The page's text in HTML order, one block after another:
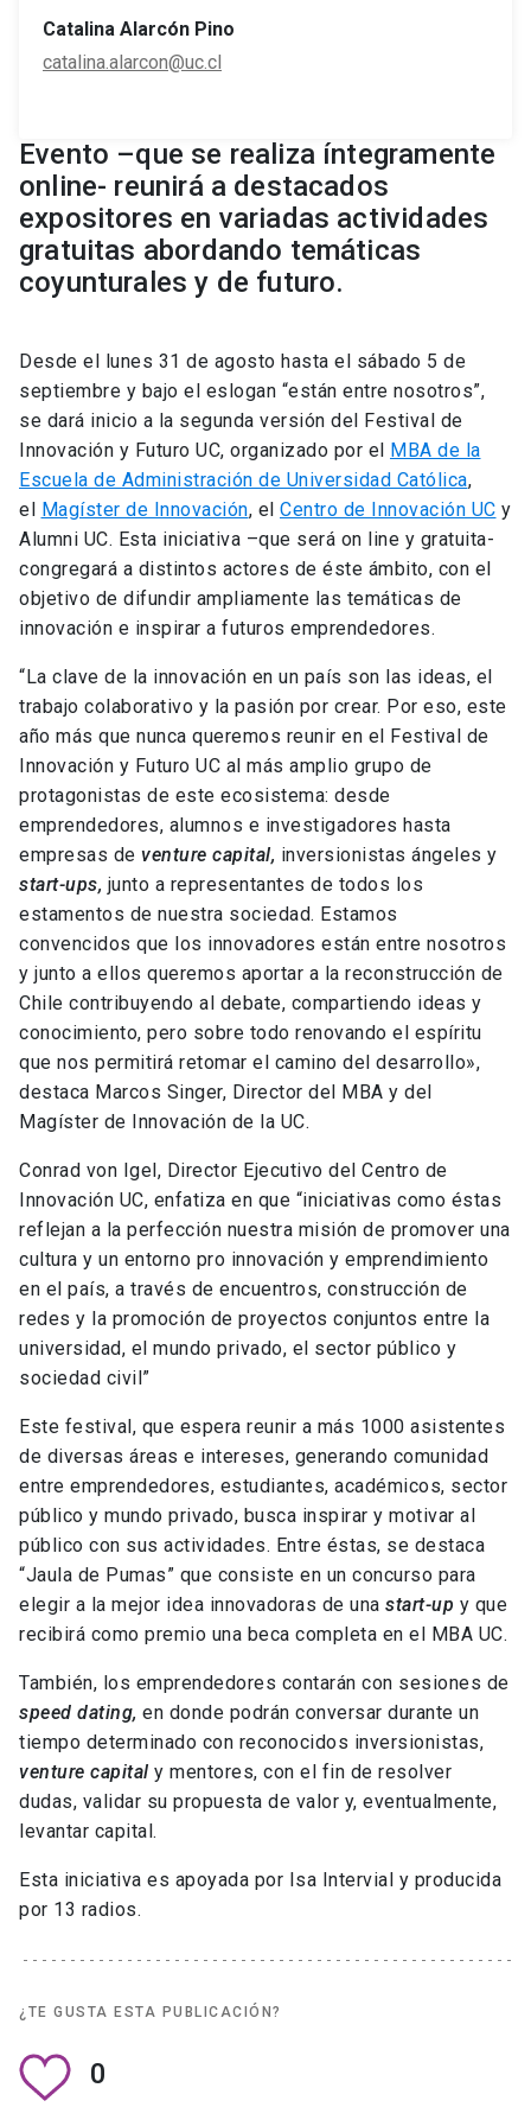
Catalina Alarcón Pino
catalina.alarcon@uc.cl
Evento –que se realiza íntegramente
online- reunirá a destacados
expositores en variadas actividades
gratuitas abordando temáticas
coyunturales y de futuro.
Desde el lunes 31 de agosto hasta el sábado 5 de
septiembre y bajo el eslogan “están entre nosotros”,
se dará inicio a la segunda versión del Festival de
Innovación y Futuro UC, organizado por el MBA de la
Escuela de Administración de Universidad Católica,
el Magíster de Innovación, el Centro de Innovación UC y
Alumni UC. Esta iniciativa –que será on line y gratuita-
congregará a distintos actores de éste ámbito, con el
objetivo de difundir ampliamente las temáticas de
innovación e inspirar a futuros emprendedores.
“La clave de la innovación en un país son las ideas, el
trabajo colaborativo y la pasión por crear. Por eso, este
año más que nunca queremos reunir en el Festival de
Innovación y Futuro UC al más amplio grupo de
protagonistas de este ecosistema: desde
emprendedores, alumnos e investigadores hasta
empresas de venture capital, inversionistas ángeles y
start-ups, junto a representantes de todos los
estamentos de nuestra sociedad. Estamos
convencidos que los innovadores están entre nosotros
y junto a ellos queremos aportar a la reconstrucción de
Chile contribuyendo al debate, compartiendo ideas y
conocimiento, pero sobre todo renovando el espíritu
que nos permitirá retomar el camino del desarrollo»,
destaca Marcos Singer, Director del MBA y del
Magíster de Innovación de la UC.
Conrad von Igel, Director Ejecutivo del Centro de
Innovación UC, enfatiza en que “iniciativas como éstas
reflejan a la perfección nuestra misión de promover una
cultura y un entorno pro innovación y emprendimiento
en el país, a través de encuentros, construcción de
redes y la promoción de proyectos conjuntos entre la
universidad, el mundo privado, el sector público y
sociedad civil”
Este festival, que espera reunir a más 1000 asistentes
de diversas áreas e intereses, generando comunidad
entre emprendedores, estudiantes, académicos, sector
público y mundo privado, busca inspirar y motivar al
público con sus actividades. Entre éstas, se destaca
“Jaula de Pumas” que consiste en un concurso para
elegir a la mejor idea innovadoras de una start-up y que
recibirá como premio una beca completa en el MBA UC.
También, los emprendedores contarán con sesiones de
speed dating, en donde podrán conversar durante un
tiempo determinado con reconocidos inversionistas,
venture capital y mentores, con el fin de resolver
dudas, validar su propuesta de valor y, eventualmente,
levantar capital.
Esta iniciativa es apoyada por Isa Intervial y producida
por 13 radios.
¿TE GUSTA ESTA PUBLICACIÓN?
0